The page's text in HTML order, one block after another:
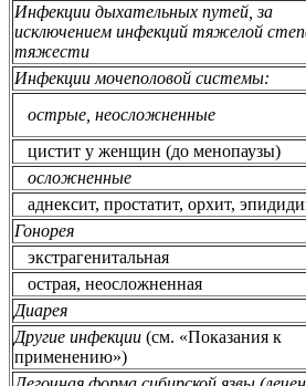
Инфекции дыхательных путей, за
исключением инфекций тяжелой
тяжести
Инфекции мочеполовой системы:
острые, неосложненные
цистит у женщин (до менопаузы)
осложненные
аднексит, простатит, орхит,
Гонорея
экстрагенитальная
острая, неосложненная
Диарея
Другие инфекции (см. «Показания к
применению»)